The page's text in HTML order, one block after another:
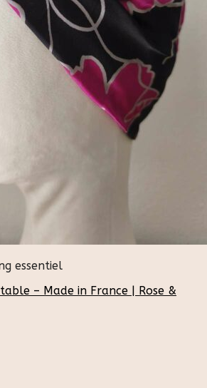
essentiel
– Made in France | Rose &